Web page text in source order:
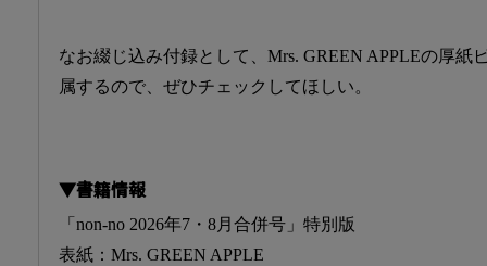
なお綴じ込み付録として、Mrs. GREEN APPLEの厚紙
属するので、ぜひチェックしてほしい。
▼書籍情報
「non-no 2026年7・8月合併号」特別版
表紙：Mrs. GREEN APPLE